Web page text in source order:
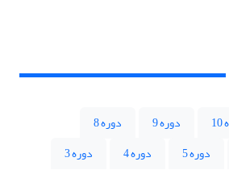
دوره 9
دوره 8
دوره 5 دوره 4
دوره 3